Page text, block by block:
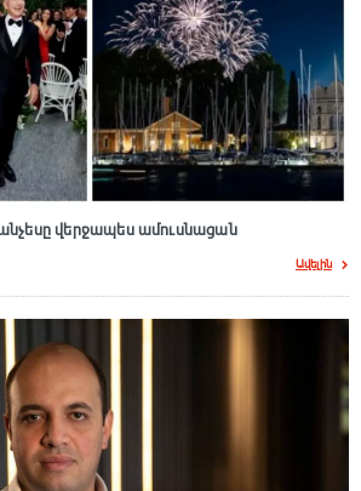
վերջապես ամուսնացան
Ավելին